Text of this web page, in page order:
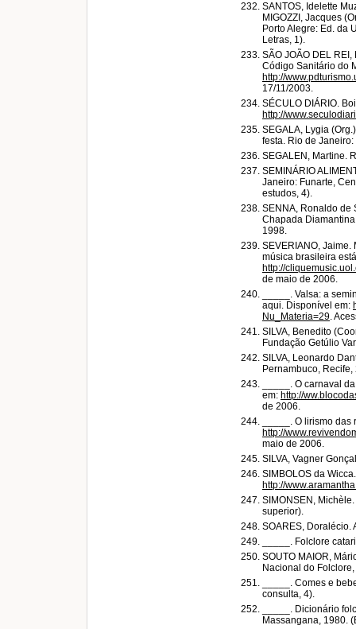
SANTOS, Idelette
MIGOZZI, Jacques
Porto Alegre: Ed. da
Letras, 1).
SÃO JOÃO DEL
Código Sanitário do
http://
17/11/2003.
SÉCULO DIÁRIO.
http://
SEGALA, Lygia
festa. Rio de
SEGALEN, Martine.
SEMINÁRIO
Janeiro: Funarte,
estudos, 4).
SENNA, Ronaldo de
Chapada
1998.
SEVERIANO, Jaime.
música brasileira
http://
de maio de 2006.
_____. Valsa: a
aqui. Disponível em:
Nu_Materia=29.
SILVA, Benedito
Fundação Getúlio
SILVA, Leonardo
Pernambuco,
_____. O carnaval
em: http://
de 2006.
_____. O lirismo
http://
maio de 2006.
SILVA, Vagner
SIMBOLOS da
http://
SIMONSEN,
superior).
SOARES, Doralécio.
_____. Folclore
SOUTO MAIOR,
Nacional do
_____. Comes e
consulta, 4).
_____. Dicionário
Massangana, 1980.